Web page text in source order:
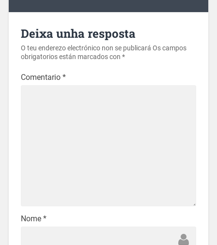
Deixa unha resposta
O teu enderezo electrónico non se publicará Os campos
obrigatorios están marcados con *
Comentario *
Nome *